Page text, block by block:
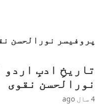
پروفیسر نورالحسن
تاریخِ ادبِ اردو
نورالحسن نقوی
4 سال ago